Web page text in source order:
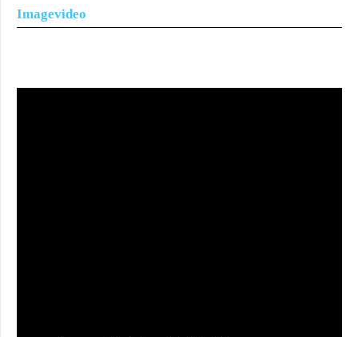
Imagevideo